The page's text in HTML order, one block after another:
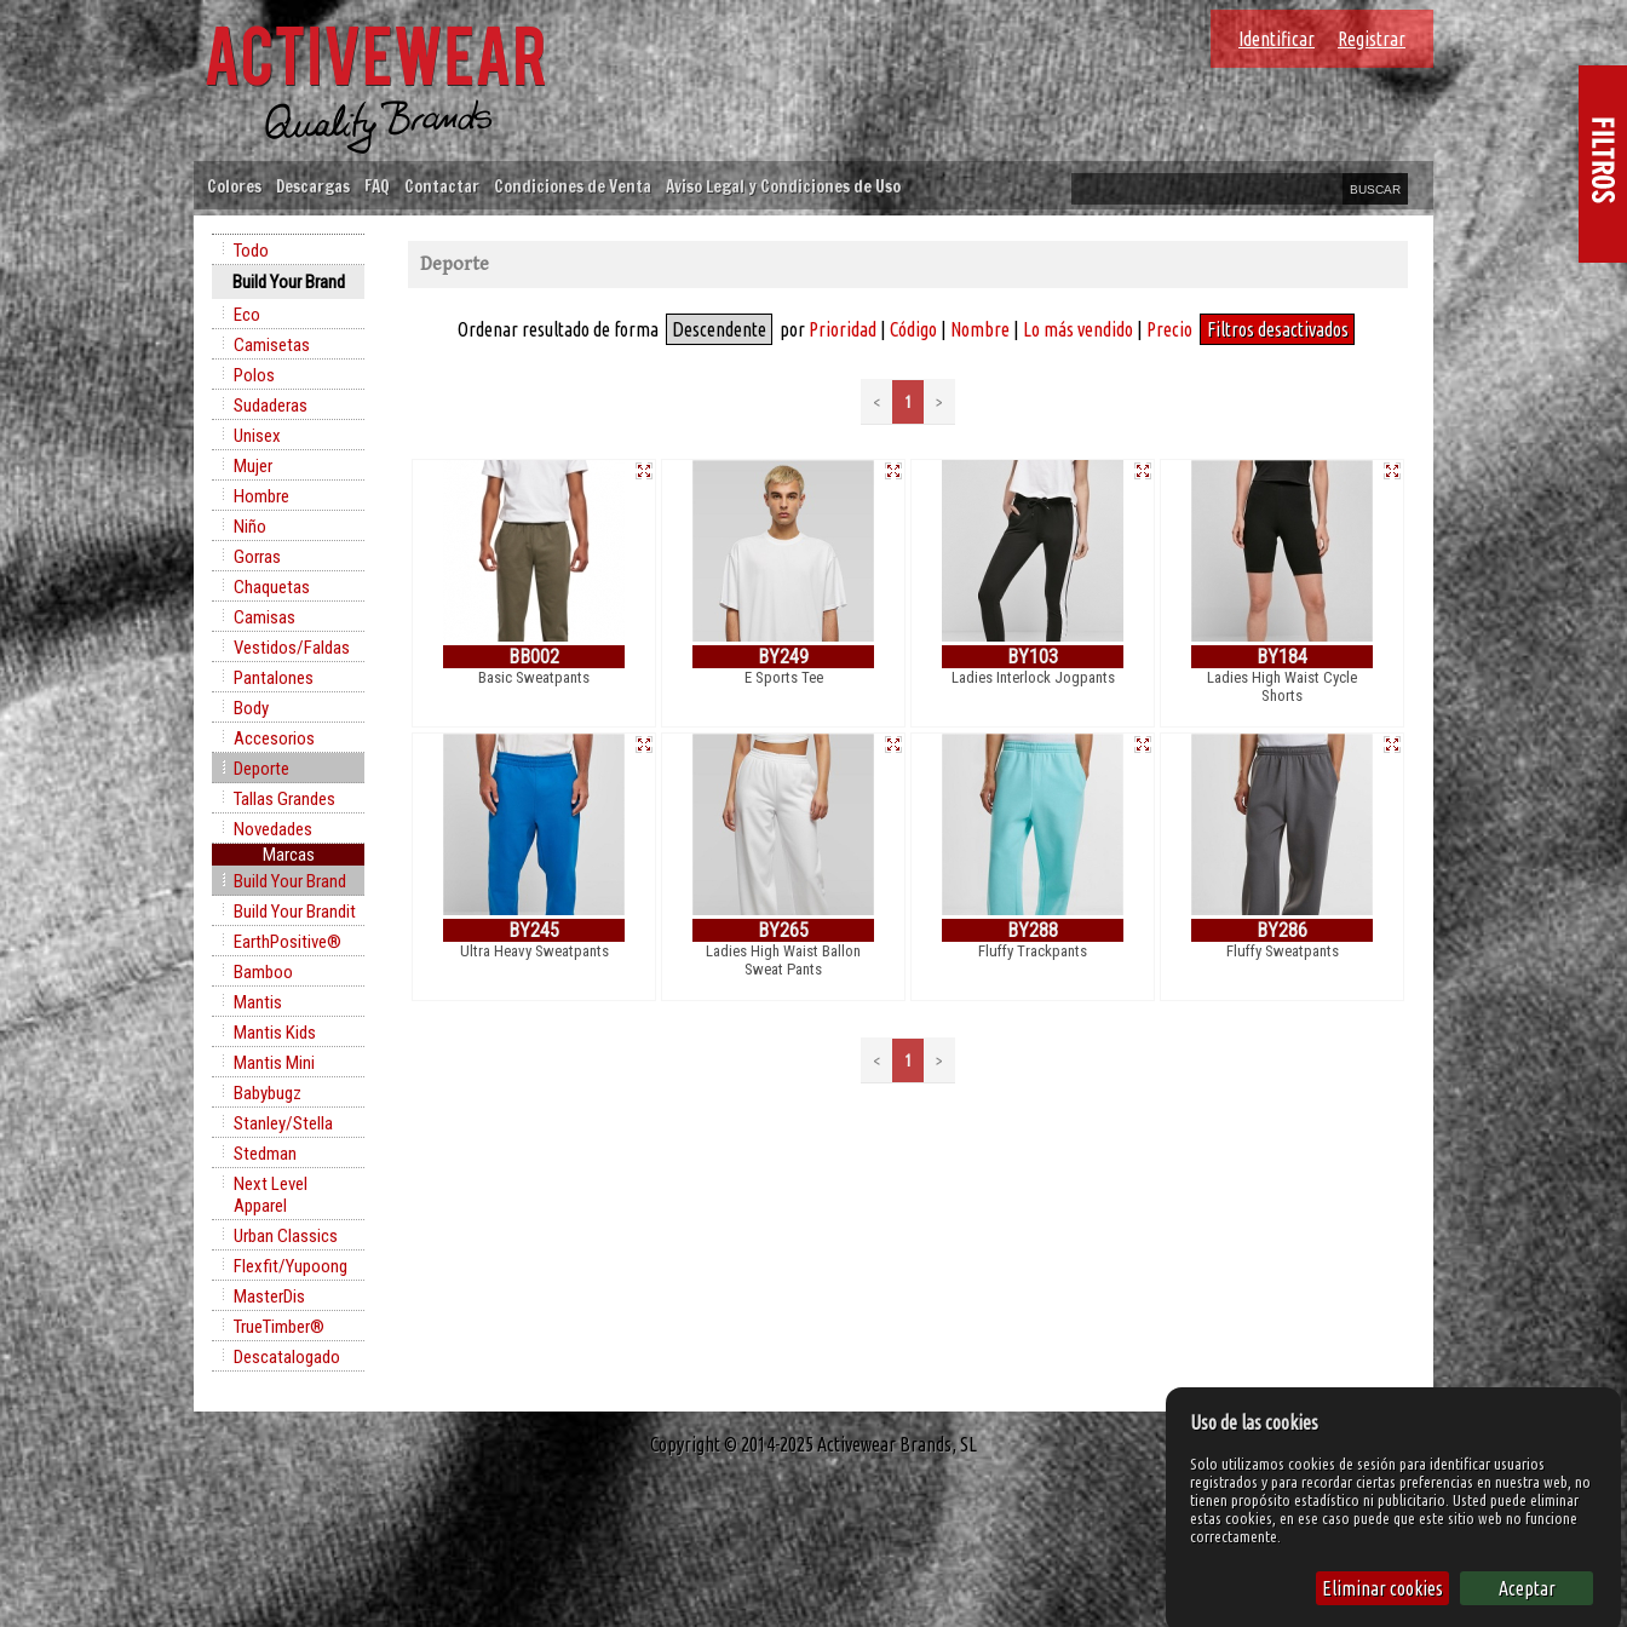
Identificar Registrar
Colores Descargas FAQ Contactar Condiciones de Venta Aviso Legal y Condiciones de Uso
Todo
Build Your Brand
Eco
Camisetas
Polos
Sudaderas
Unisex
Mujer
Hombre
Niño
Gorras
Chaquetas
Camisas
Vestidos/Faldas
Pantalones
Body
Accesorios
Deporte
Tallas Grandes
Novedades
Marcas
Build Your Brand
Build Your Brandit
EarthPositive®
Bamboo
Mantis
Mantis Kids
Mantis Mini
Babybugz
Stanley/Stella
Stedman
Next Level
Apparel
Urban Classics
Flexfit/Yupoong
MasterDis
TrueTimber®
Descatalogado
Deporte
Ordenar resultado de forma Descendente por Prioridad Código Nombre Lo más vendido Precio Filtros desactivados
< 1 >
BB002
Basic Sweatpants
BY249
E Sports Tee
BY103
Ladies Interlock Jogpants
BY184
Ladies High Waist Cycle
Shorts
BY245
Ultra Heavy Sweatpants
BY265
Ladies High Waist Ballon
Sweat Pants
BY288
Fluffy Trackpants
BY286
Fluffy Sweatpants
< 1 >
Copyright © 2014-2025 Activewear Brands, SL
Uso de las cookies
Solo utilizamos cookies de sesión para identificar usuarios
registrados y para recordar ciertas preferencias en nuestra web, no
tienen propósito estadístico ni publicitario. Usted puede eliminar
estas cookies, en ese caso puede que este sitio web no funcione
correctamente.
Eliminar cookies Aceptar